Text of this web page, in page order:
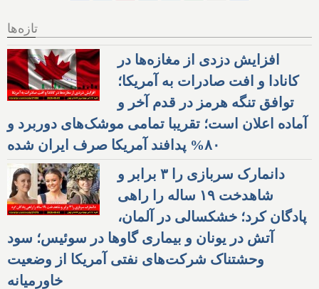
تازه‌ها
افزایش دزدی از مغازه‌ها در
کانادا و افت صادرات به آمریکا؛
توافق تنگه هرمز در قدم آخر و
آماده اعلان است؛ تقریبا تمامی موشک‌های دوربرد و
۸۰% پدافند آمریکا صرف ایران شده
دانمارک سربازی را ۳ برابر و
شاهدخت ۱۹ ساله را راهی
پادگان کرد؛ خشکسالی در آلمان،
آتش در یونان و بیماری گاوها در سوئیس؛ سود
وحشتناک شرکت‌های نفتی آمریکا از وضعیت
خاورمیانه